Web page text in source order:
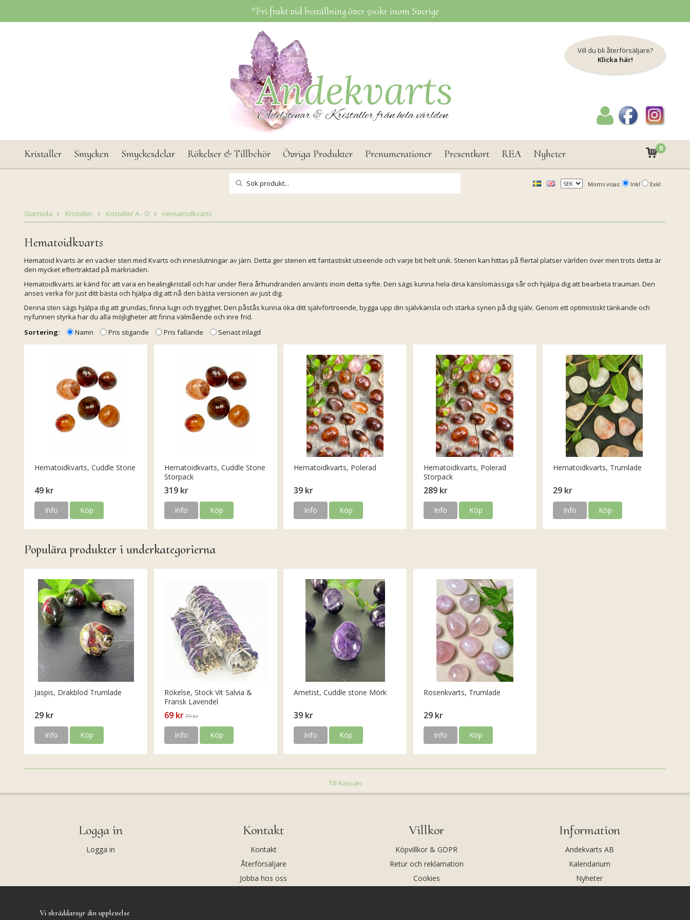
*Fri frakt vid beställning över 500kr inom Sverige
Vill du bli återförsäljare?
Klicka här!
Kristaller Smycken Smyckesdelar Rökelser & Tillbehör Övriga Produkter Prenumerationer Presentkort REA Nyheter 0
Moms visas: Inkl Exkl
Startsida Kristaller Kristaller A - Ö Hematoidkvarts
Hematoidkvarts
Hematoid kvarts är en vacker sten med Kvarts och inneslutningar av järn. Detta ger stenen ett fantastiskt utseende och varje bit helt unik. Stenen kan hittas på flertal platser världen över men trots detta är
den mycket eftertraktad på marknaden.
Hematoidkvarts är känd för att vara en healingkristall och har under flera århundranden använts inom detta syfte. Den sägs kunna hela dina känslomässiga sår och hjälpa dig att bearbeta trauman. Den
anses verka för just ditt bästa och hjälpa dig att nå den bästa versionen av just dig.
Denna sten sägs hjälpa dig att grundas, finna lugn och trygghet. Den påstås kunna öka ditt självförtroende, bygga upp din självkänsla och stärka synen på dig själv. Genom ett optimistiskt tänkande och
nyfunnen styrka har du alla möjligheter att finna välmående och inre frid.
Sortering:
Namn Pris stigande Pris fallande Senast inlagd
Hematoidkvarts, Cuddle Stone
49 kr
Info Köp
Hematoidkvarts, Cuddle Stone
Storpack
319 kr
Info Köp
Hematoidkvarts, Polerad
39 kr
Info Köp
Hematoidkvarts, Polerad
Storpack
289 kr
Info Köp
Hematoidkvarts, Trumlade
29 kr
Info Köp
Populära produkter i underkategorierna
Jaspis, Drakblod Trumlade
29 kr
Info Köp
Rökelse, Stock Vit Salvia &
Fransk Lavendel
69 kr 79 kr
Info Köp
Ametist, Cuddle stone Mörk
39 kr
Info Köp
Rosenkvarts, Trumlade
29 kr
Info Köp
Till Kassan
Logga in
Logga in
Kontakt
Kontakt
Återförsäljare
Jobba hos oss
Villkor
Köpvillkor & GDPR
Retur och reklamation
Cookies
Information
Andekvarts AB
Kalendarium
Nyheter
Vi skräddarsyr din upplevelse